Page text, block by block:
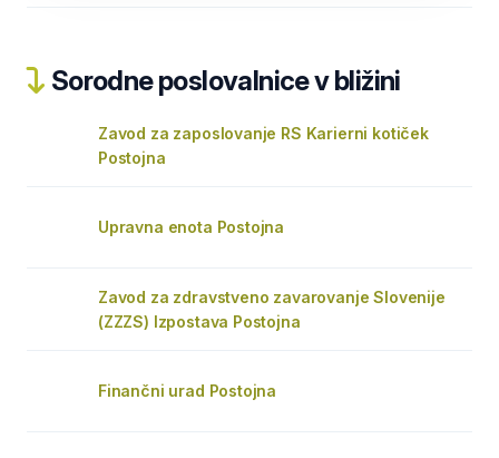
Sorodne poslovalnice v bližini
Zavod za zaposlovanje RS Karierni kotiček
Postojna
Upravna enota Postojna
Zavod za zdravstveno zavarovanje Slovenije
(ZZZS) Izpostava Postojna
Finančni urad Postojna